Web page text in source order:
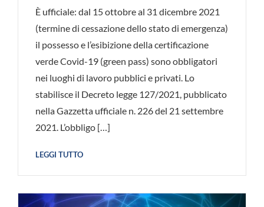
È ufficiale: dal 15 ottobre al 31 dicembre 2021
(termine di cessazione dello stato di emergenza)
il possesso e l’esibizione della certificazione
verde Covid-19 (green pass) sono obbligatori
nei luoghi di lavoro pubblici e privati. Lo
stabilisce il Decreto legge 127/2021, pubblicato
nella Gazzetta ufficiale n. 226 del 21 settembre
2021. L’obbligo […]
LEGGI TUTTO